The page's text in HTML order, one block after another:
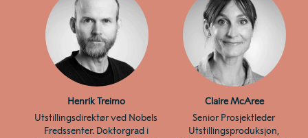
Henrik Treimo
Utstillingsdirektør ved Nobels
Fredssenter. Doktorgrad i
Claire McAree
Senior Prosjektleder
Utstillingsproduksjon,